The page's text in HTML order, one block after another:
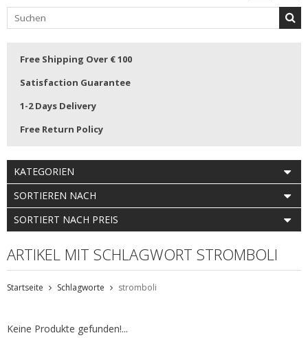
Free Shipping Over € 100
Satisfaction Guarantee
1-2 Days Delivery
Free Return Policy
KATEGORIEN
SORTIEREN NACH
SORTIERT NACH PREIS
ARTIKEL MIT SCHLAGWORT STROMBOLI
Startseite Schlagworte stromboli
Keine Produkte gefunden!...